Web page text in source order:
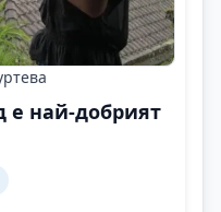
е най-добрият